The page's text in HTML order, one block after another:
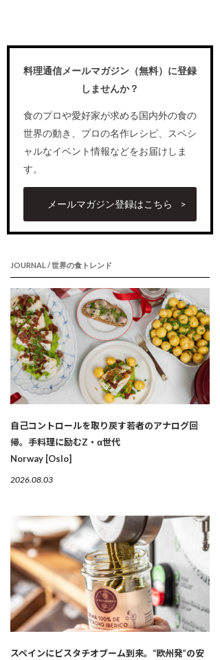
料理通信メールマガジン（無料）に登録
しませんか？
食のプロや愛好家が求める国内外の食の
世界の動き、プロの名作レシピ、スペシ
ャルなイベント情報などをお届けしま
す。
メールマガジン登録はこちら
JOURNAL / 世界の食トレンド
自己コントロールを取り戻す若者のアナログ回
帰。手料理に励むZ・α世代
Norway [Oslo]
2026.08.03
スペインにピスタチオブーム到来。“欧州発”の安